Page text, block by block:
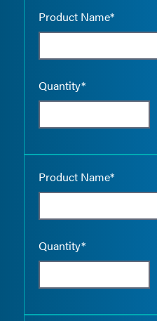
Product Name*
Quantity*
Product Name*
Quantity*